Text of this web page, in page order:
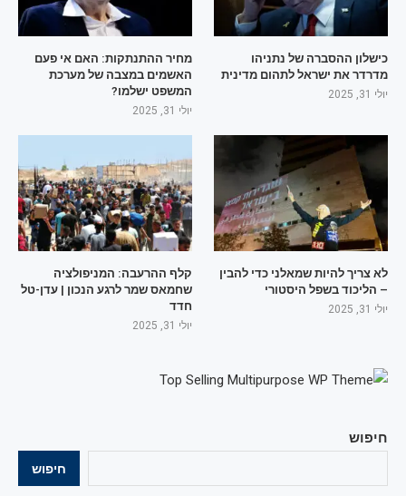
חיפוש
חיפוש
כישלון ההסברה של נתניהו
מדרדר את ישראל לתהום מדינית
יולי 31, 2025
מחיר ההתנתקות: האם אי פעם
האשמים במצבה של מערכת
המשפט ישלמו?
יולי 31, 2025
לא צריך להיות שמאלני כדי להבין
– הליכוד בשפל היסטורי
יולי 31, 2025
קלף ההרעבה: המניפולציה
שחמאס שמר לרגע הנכון | עדן-טל
חדד
יולי 31, 2025